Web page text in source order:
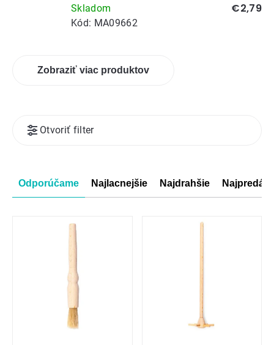
Skladom
Kód: MA09662
€2,79
Zobraziť viac produktov
Radenie
produktov
Odporúčame Najlacnejšie Najdrahšie
Otvoriť filter
Výpis